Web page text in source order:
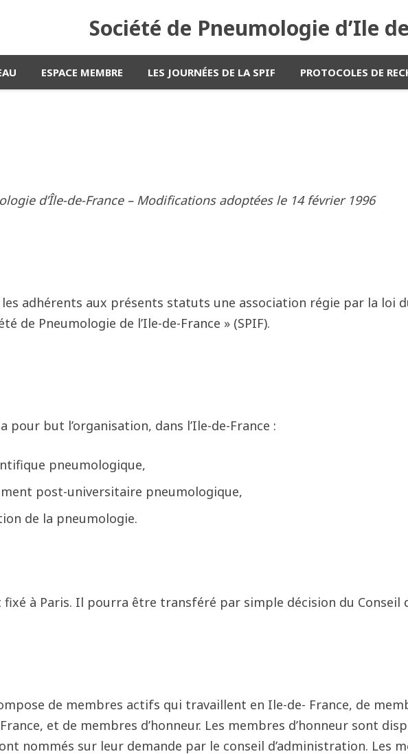
Société de Pneumologie d’Ile
ESPACE MEMBRE LES JOURNÉES DE LA SPIF PROTOCOLES DE
d’Île-de-France – Modifications adoptées le 14 février 1996
adhérents aux présents statuts une association régie par la loi
de Pneumologie de l’Ile-de-France » (SPIF).
pour but l’organisation, dans l’Ile-de-France :
pneumologique,
post-universitaire pneumologique,
de la pneumologie.
fixé à Paris. Il pourra être transféré par simple décision du Conseil
de membres actifs qui travaillent en Ile-de- France, de
et de membres d’honneur. Les membres d’honneur sont
nommés sur leur demande par le conseil d’administration. Les